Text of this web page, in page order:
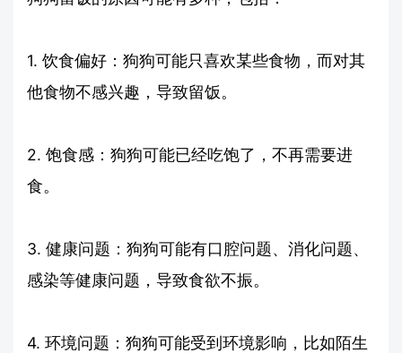
1. 饮食偏好：狗狗可能只喜欢某些食物，而对其
他食物不感兴趣，导致留饭。
2. 饱食感：狗狗可能已经吃饱了，不再需要进
食。
3. 健康问题：狗狗可能有口腔问题、消化问题、
感染等健康问题，导致食欲不振。
4. 环境问题：狗狗可能受到环境影响，比如陌生